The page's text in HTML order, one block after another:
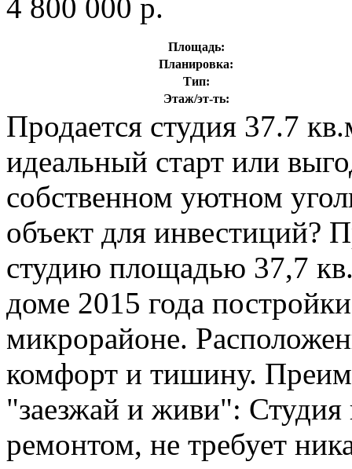
4 800 000 р.
Площадь:
Планировка:
Тип:
Этаж/эт-ть:
Продается студия 37.7
идеальный старт или
собственном уютном
объект для инвестиций?
студию площадью 37,7
доме 2015 года
микрорайоне.
комфорт и тишину.
"заезжай и живи":
ремонтом, не требует